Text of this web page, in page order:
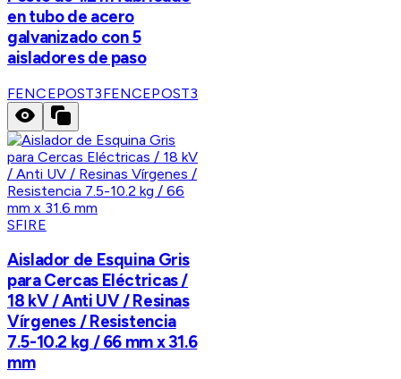
en tubo de acero
galvanizado con 5
aisladores de paso
FENCEPOST3FENCEPOST3
SFIRE
Aislador de Esquina Gris
para Cercas Eléctricas /
18 kV / Anti UV / Resinas
Vírgenes / Resistencia
7.5-10.2 kg / 66 mm x 31.6
mm